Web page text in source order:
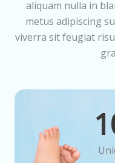
aliquam nulla in
metus adipiscing
viverra sit feugiat